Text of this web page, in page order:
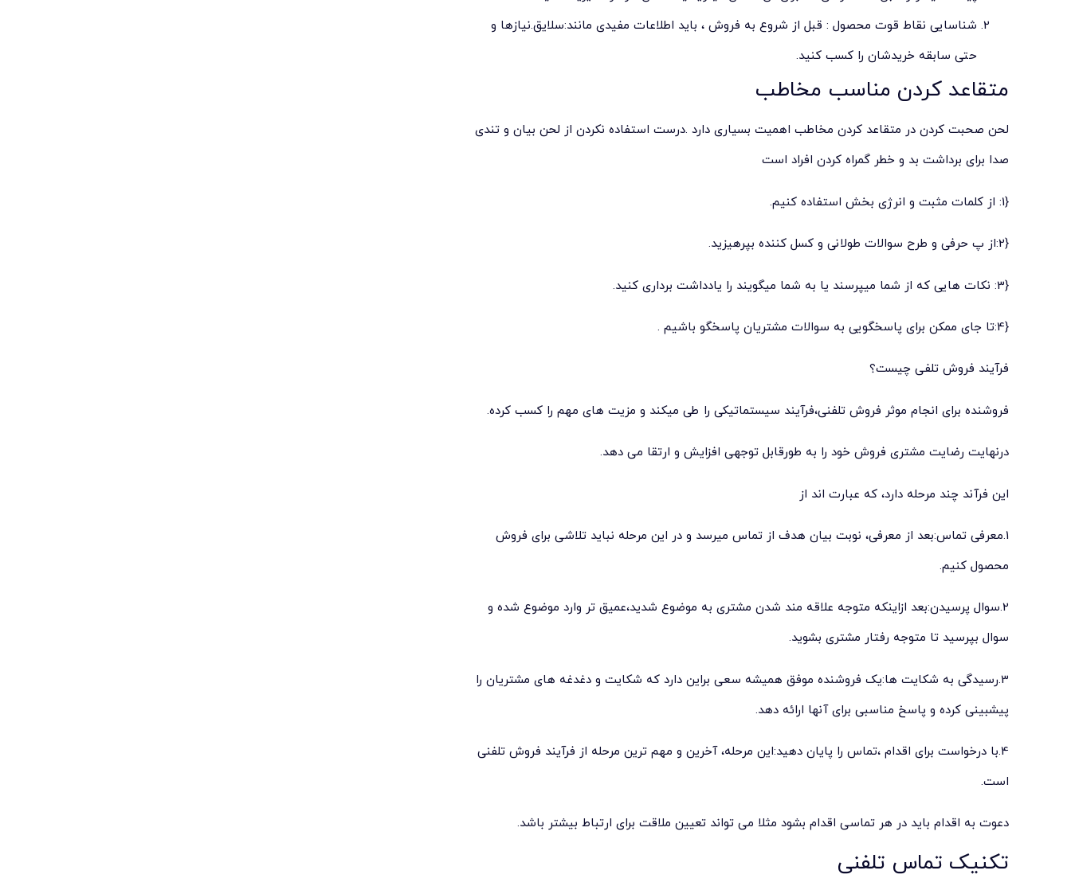
شناسایی نقاط قوت محصول : قبل از شروع به فروش ، باید اطلاعات مفیدی مانند:سلایق.نیازها و
حتی سابقه خریدشان را کسب کنید.
متقاعد کردن مناسب مخاطب
لحن صحبت کردن در متقاعد کردن مخاطب اهمیت بسیاری دارد .درست استفاده نکردن از لحن بیان و تندی
صدا برای برداشت بد و خطر گمراه کردن افراد است
{1: از کلمات مثبت و انرژی بخش استفاده کنیم.
{2:از پ حرفی و طرح سوالات طولانی و کسل کننده بپرهیزید.
{3: نکات هایی که از شما میپرسند یا به شما میگویند را یادداشت برداری کنید.
{4:تا جای ممکن برای پاسخگویی به سوالات مشتریان پاسخگو باشیم .
فرآیند فروش تلفی چیست؟
فروشنده برای انجام موثر فروش تلفنی،فرآیند سیستماتیکی را طی میکند و مزیت های مهم را کسب کرده.
درنهایت رضایت مشتری فروش خود را به طورقابل توجهی افزایش و ارتقا می دهد.
این فرآند چند مرحله دارد، که عبارت اند از
1.معرفی تماس:بعد از معرفی، نوبت بیان هدف از تماس میرسد و در این مرحله نباید تلاشی برای فروش
محصول کنیم.
2.سوال پرسیدن:بعد ازاینکه متوجه علاقه مند شدن مشتری به موضوع شدید،عمیق تر وارد موضوع شده و
سوال بپرسید تا متوجه رفتار مشتری بشوید.
3.رسیدگی به شکایت ها:یک فروشنده موفق همیشه سعی براین دارد که شکایت و دغدغه های مشتریان را
پیشبینی کرده و پاسخ مناسبی برای آنها ارائه دهد.
4.با درخواست برای اقدام ،تماس را پایان دهید:این مرحله، آخرین و مهم ترین مرحله از فرآیند فروش تلفنی
است.
دعوت به اقدام باید در هر تماسی اقدام بشود مثلا می تواند تعیین ملاقت برای ارتباط بیشتر باشد.
تکنیک تماس تلفنی